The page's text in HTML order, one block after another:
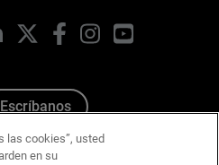
LinkedIn FacebookInstagramYouTube
Escríbanos
las cookies”, usted
en su